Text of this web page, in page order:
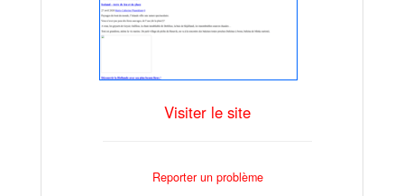
Visiter le site
Reporter un problème